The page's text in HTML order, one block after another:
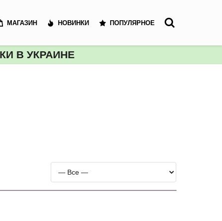
МАГАЗИН НОВИНКИ ПОПУЛЯРНОЕ
В УКРАИНЕ